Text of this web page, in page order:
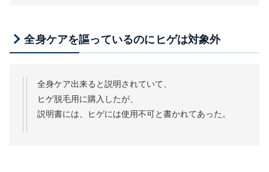
全身ケアを謳っているのにヒゲは対象外
全身ケア出来ると説明されていて、
ヒゲ脱毛用に購入したが、
説明書には、ヒゲには使用不可と書かれてあった。